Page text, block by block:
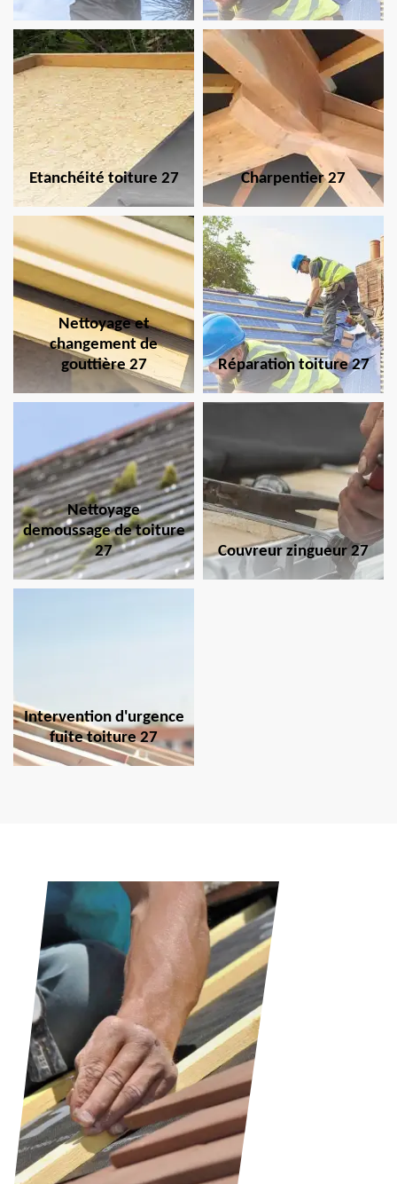
Etanchéité toiture 27 Charpentier 27
Nettoyage et
changement de
gouttière 27
Réparation toiture 27
Nettoyage
demoussage de toiture
27
Couvreur zingueur 27
Intervention d'urgence
fuite toiture 27